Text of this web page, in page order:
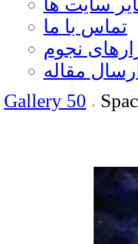
تماس با ما
نجوم
ارسال مقاله
Gallery 50